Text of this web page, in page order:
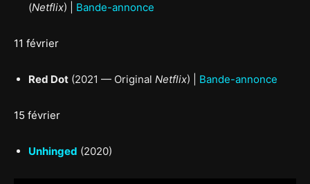
(Netflix) | Bande-annonce
11 février
Red Dot (2021 — Original Netflix) | Bande-annonce
15 février
Unhinged (2020)